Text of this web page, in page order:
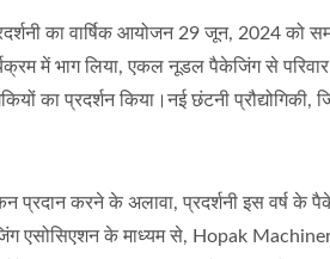
का वार्षिक आयोजन 29 जून, 2024 को
में भाग लिया, एकल नूडल पैकेजिंग से
का प्रदर्शन किया।नई छंटनी
प्रदान करने के अलावा, प्रदर्शनी इस वर्ष के
एसोसिएशन के माध्यम से, Hopak